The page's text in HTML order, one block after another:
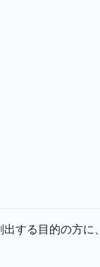
する目的の方に